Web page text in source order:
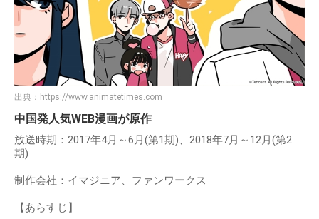
出典： https://www.animatetimes.com
中国発人気WEB漫画が原作
放送時期：2017年4月～6月(第1期)、2018年7月～12月(第2
期)
制作会社：イマジニア、ファンワークス
【あらすじ】